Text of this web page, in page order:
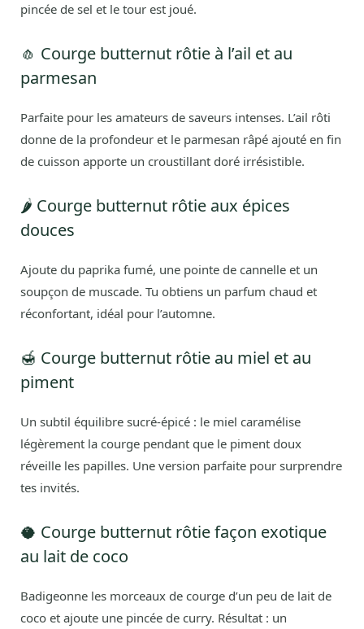
pincée de sel et le tour est joué.
🧄 Courge butternut rôtie à l’ail et au
parmesan
Parfaite pour les amateurs de saveurs intenses. L’ail rôti
donne de la profondeur et le parmesan râpé ajouté en fin
de cuisson apporte un croustillant doré irrésistible.
🌶️ Courge butternut rôtie aux épices
douces
Ajoute du paprika fumé, une pointe de cannelle et un
soupçon de muscade. Tu obtiens un parfum chaud et
réconfortant, idéal pour l’automne.
🍯 Courge butternut rôtie au miel et au
piment
Un subtil équilibre sucré-épicé : le miel caramélise
légèrement la courge pendant que le piment doux
réveille les papilles. Une version parfaite pour surprendre
tes invités.
🥥 Courge butternut rôtie façon exotique
au lait de coco
Badigeonne les morceaux de courge d’un peu de lait de
coco et ajoute une pincée de curry. Résultat : un